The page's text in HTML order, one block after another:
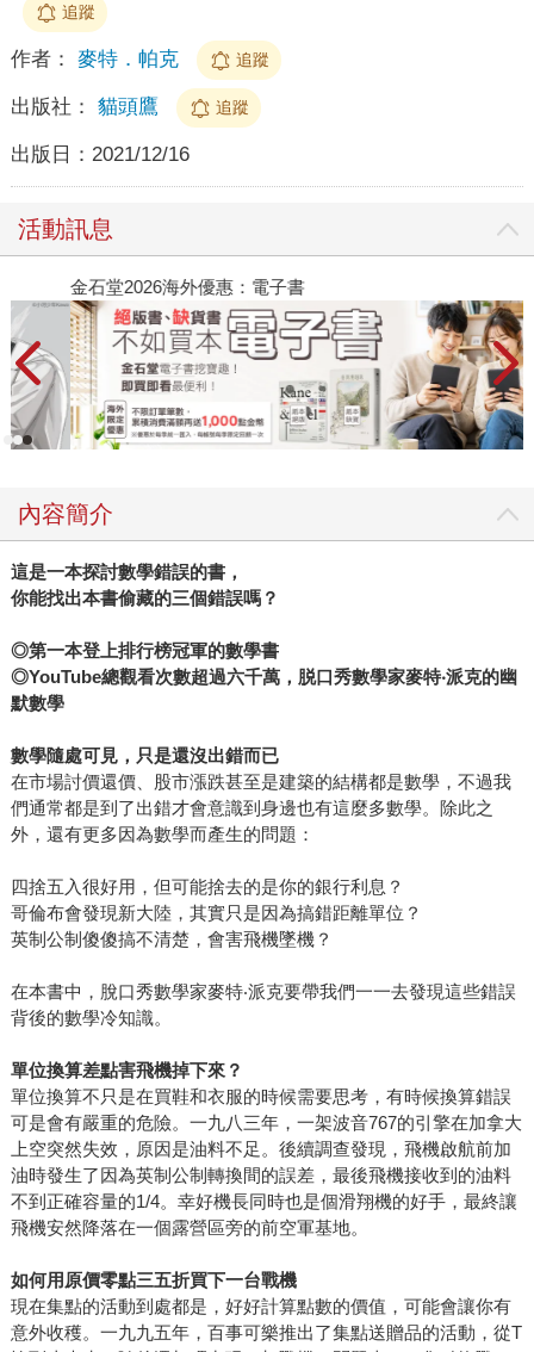
追蹤
作者： 麥特．帕克 追蹤
出版社： 貓頭鷹 追蹤
出版日： 2021/12/16
活動訊息
金石堂2026海外優惠：電子書
內容簡介
這是一本探討數學錯誤的書，
你能找出本書偷藏的三個錯誤嗎？
◎第一本登上排行榜冠軍的數學書
◎YouTube總觀看次數超過六千萬，脱口秀數學家麥特‧派克的幽
默數學
數學隨處可見，只是還沒出錯而已
在市場討價還價、股市漲跌甚至是建築的結構都是數學，不過我
們通常都是到了出錯才會意識到身邊也有這麼多數學。除此之
外，還有更多因為數學而產生的問題：
四捨五入很好用，但可能捨去的是你的銀行利息？
哥倫布會發現新大陸，其實只是因為搞錯距離單位？
英制公制傻傻搞不清楚，會害飛機墜機？
在本書中，脫口秀數學家麥特‧派克要帶我們一一去發現這些錯誤
背後的數學冷知識。
單位換算差點害飛機掉下來？
單位換算不只是在買鞋和衣服的時候需要思考，有時候換算錯誤
可是會有嚴重的危險。一九八三年，一架波音767的引擎在加拿大
上空突然失效，原因是油料不足。後續調查發現，飛機啟航前加
油時發生了因為英制公制轉換間的誤差，最後飛機接收到的油料
不到正確容量的1/4。幸好機長同時也是個滑翔機的好手，最終讓
飛機安然降落在一個露營區旁的前空軍基地。
如何用原價零點三五折買下一台戰機
現在集點的活動到處都是，好好計算點數的價值，可能會讓你有
意外收穫。一九九五年，百事可樂推出了集點送贈品的活動，從T